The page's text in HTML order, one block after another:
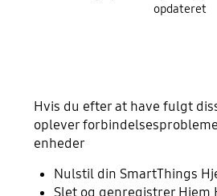
opdateret
Hvis du efter at have fulgt
oplever
enheder
Nulstil din SmartThings
Slet og genregistrer Hjem